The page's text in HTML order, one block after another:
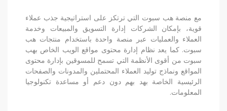
مع منصة هب سبوت التي ترتكز على استراتيجية جذب عملاء
قوية، بإمكان الشركات إدارة التسويق والمبيعات وخدمة
العملاء والعمليات عبر منصة واحدة باستخدام منتجات هب
سبوت. كما يعد نظام إدارة محتوى مواقع الويب الخاص بهب
سبوت من أقوى الأنظمة التي تسمح للمسوقين بإدارة محتوى
المواقع ونماذج توليد العملاء المحتملين والمدونات والصفحات
الرئيسية الخاصة بهد بهم دون دعم أو مساعدة تكنولوجيا
المعلومات.